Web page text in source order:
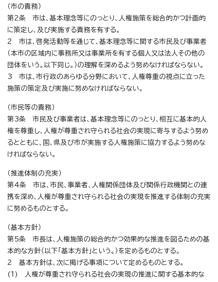
（市の責務）
第2条 市は、基本理念等にのっとり、人権施策を総合的かつ計画的
に策定し、及び実施する責務を有する。
2 市は、啓発活動等を通じて、基本理念等に関する市民及び事業者
（本市の区域内に事務所又は事業所を有する個人又は法人その他の
団体をいう。以下同じ。）の理解を深めるよう努めなければならない。
3 市は、市行政のあらゆる分野において、人権尊重の視点に立った
施策の策定及び実施に努めなければならない。
（市民等の責務）
第3条 市民及び事業者は、基本理念等にのっとり、相互に基本的人
権を尊重し、人権が尊重され守られる社会の実現に寄与するよう努め
るとともに、国、県及び市が実施する人権施策に協力するよう努めな
ければならない。
（推進体制の充実）
第4条 市は、市民、事業者、人権関係団体及び関係行政機関との連
携を深め、人権が尊重され守られる社会の実現を推進する体制の充実
に努めるものとする。
（基本方針）
第5条 市長は、人権施策の総合的かつ効果的な推進を図るための基
本的な方針（以下「基本方針」という。）を定めるものとする。
2 基本方針は、次に掲げる事項について定めるものとする。
(1) 人権が尊重され守られる社会の実現の推進に関する基本的な